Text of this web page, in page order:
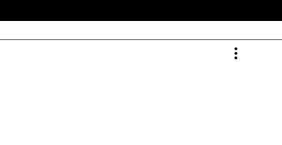
Transformation corporelle